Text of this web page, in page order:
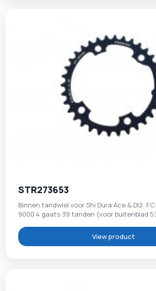
STR273653
Binnen tandwiel voor Shi Dura Ace & DI2:
9000 4 gaats 39 tanden (voor buitenblad
View product